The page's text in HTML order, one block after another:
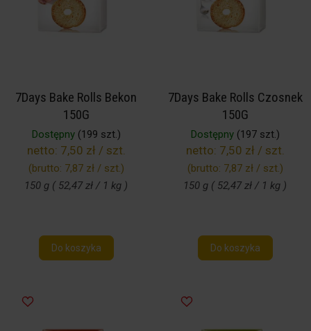
7Days Bake Rolls Bekon
150G
Dostępny(199 szt.)
netto: 7,50 zł / szt.
(brutto: 7,87 zł / szt.)
150 g ( 52,47 zł / 1 kg )
Do koszyka
7Days Bake Rolls Czosnek
150G
Dostępny(197 szt.)
netto: 7,50 zł / szt.
(brutto: 7,87 zł / szt.)
150 g ( 52,47 zł / 1 kg )
Do koszyka